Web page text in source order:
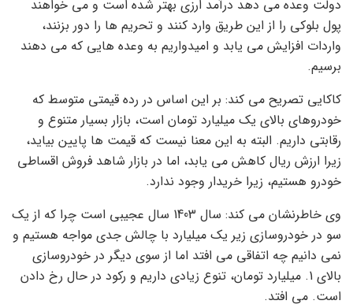
دولت وعده می دهد درآمد ارزی بهتر شده است و می خواهند
پول بلوکی را از این طریق وارد کنند و تحریم ها را دور بزنند،
واردات افزایش می یابد و امیدواریم به وعده هایی که می دهند
برسیم.
کاکایی تصریح می کند: بر این اساس در رده قیمتی متوسط ​​که
خودروهای بالای یک میلیارد تومان است، بازار بسیار متنوع و
رقابتی داریم. البته به این معنا نیست که قیمت ها پایین بیاید،
زیرا ارزش ریال کاهش می یابد، اما در بازار شاهد فروش اقساطی
خودرو هستیم، زیرا خریدار وجود ندارد.
وی خاطرنشان می کند: سال 1403 سال عجیبی است چرا که از یک
سو در خودروسازی زیر یک میلیارد با چالش جدی مواجه هستیم و
نمی دانیم چه اتفاقی می افتد اما از سوی دیگر در خودروسازی
بالای 1. میلیارد تومان، تنوع زیادی داریم و رکود در حال رخ دادن
است. می افتد.